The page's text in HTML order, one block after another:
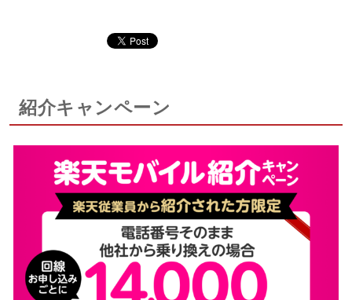
紹介キャンペーン